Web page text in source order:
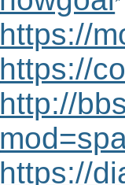
https://
https://
http://
https://